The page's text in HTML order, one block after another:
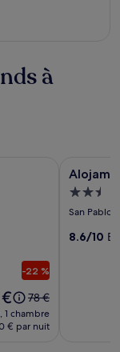
à
-22 %
Le
prix
était
78 €
1 chambre
€ par nuit
Galerie
de
2.5
San Pablo
8.6/10